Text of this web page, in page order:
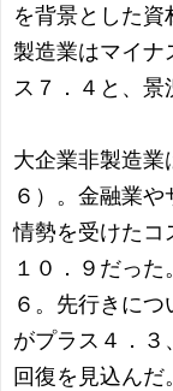
を背景とした
製造業はマイナ
ス７．４と、景
大企業非製造業
６）。金融業
情勢を受けたコ
１０．９だった
６。先行きに
がプラス４．３
回復を見込んだ。